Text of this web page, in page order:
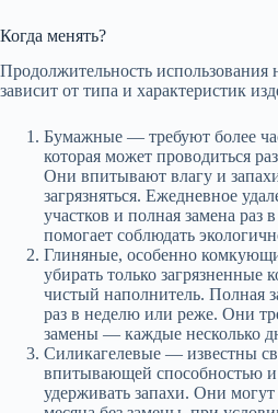
Когда менять?
Продолжительность использования
зависит от типа и характеристик
Бумажные — требуют более
которая может проводиться
Они впитывают влагу и
загрязняться. Ежедневное
участков и полная замена раз
помогает соблюдать
Глиняные, особенно
убирать только загрязненные
чистый наполнитель. Полная
раз в неделю или реже. Они
замены — каждые несколько
Силикагелевые — известны
впитывающей способностью
удерживать запахи. Они могут